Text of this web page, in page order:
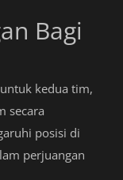
Bagi
kedua tim,
secara
posisi di
perjuangan